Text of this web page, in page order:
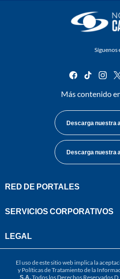
Síguenos
facebook
tiktok
Más contenido
Descarga nuestra
Descarga nuestra
RED DE PORTALES
SERVICIOS CORPORATIVOS
LEGAL
El uso de este sitio web implica la
y Políticas de Tratamiento de la
S.A.Todos los Derechos Reservados